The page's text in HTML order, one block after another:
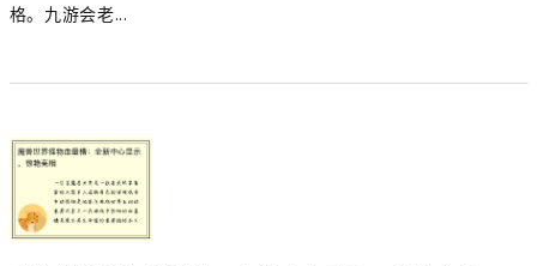
格。九游会老...